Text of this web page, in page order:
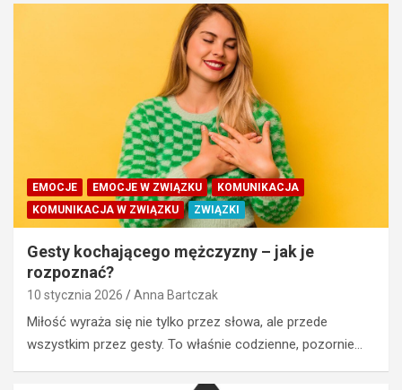
EMOCJE EMOCJE W ZWIĄZKU
KOMUNIKACJA
KOMUNIKACJA W ZWIĄZKU
ZWIĄZKI
Gesty kochającego mężczyzny – jak je
rozpoznać?
10 stycznia 2026 Anna Bartczak
Miłość wyraża się nie tylko przez słowa, ale przede
wszystkim przez gesty. To właśnie codzienne, pozornie…